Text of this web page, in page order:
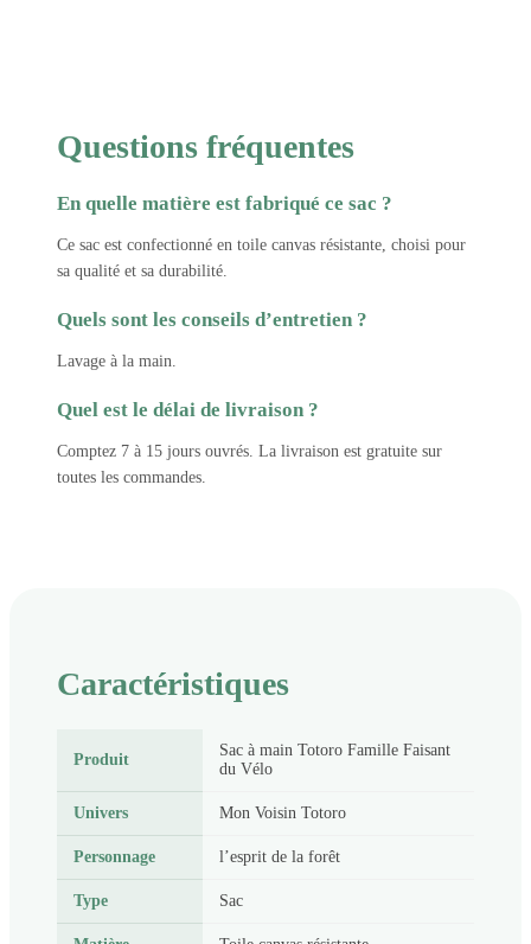
Questions fréquentes
En quelle matière est fabriqué ce sac ?
Ce sac est confectionné en toile canvas résistante, choisi pour
sa qualité et sa durabilité.
Quels sont les conseils d’entretien ?
Lavage à la main.
Quel est le délai de livraison ?
Comptez 7 à 15 jours ouvrés. La livraison est gratuite sur
toutes les commandes.
Caractéristiques
Produit
Sac à main Totoro Famille Faisant
du Vélo
Univers Mon Voisin Totoro
Personnage l’esprit de la forêt
Type Sac